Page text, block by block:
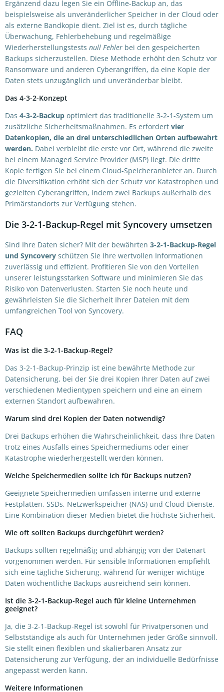
Ergänzend dazu legen Sie ein Offline-Backup an, das
beispielsweise als unveränderlicher Speicher in der Cloud oder
als externe Bandkopie dient. Ziel ist es, durch tägliche
Überwachung, Fehlerbehebung und regelmäßige
Wiederherstellungstests null Fehler bei den gespeicherten
Backups sicherzustellen. Diese Methode erhöht den Schutz vor
Ransomware und anderen Cyberangriffen, da eine Kopie der
Daten stets unzugänglich und unveränderbar bleibt.
Das 4-3-2-Konzept
Das 4-3-2-Backup optimiert das traditionelle 3-2-1-System um
zusätzliche Sicherheitsmaßnahmen. Es erfordert vier
Datenkopien, die an drei unterschiedlichen Orten aufbewahrt
werden. Dabei verbleibt die erste vor Ort, während die zweite
bei einem Managed Service Provider (MSP) liegt. Die dritte
Kopie fertigen Sie bei einem Cloud-Speicheranbieter an. Durch
die Diversifikation erhöht sich der Schutz vor Katastrophen und
gezielten Cyberangriffen, indem zwei Backups außerhalb des
Primärstandorts zur Verfügung stehen.
Die 3-2-1-Backup-Regel mit Syncovery umsetzen
Sind Ihre Daten sicher? Mit der bewährten 3-2-1-Backup-Regel
und Syncovery schützen Sie Ihre wertvollen Informationen
zuverlässig und effizient. Profitieren Sie von den Vorteilen
unserer leistungsstarken Software und minimieren Sie das
Risiko von Datenverlusten. Starten Sie noch heute und
gewährleisten Sie die Sicherheit Ihrer Dateien mit dem
umfangreichen Tool von Syncovery.
FAQ
Was ist die 3-2-1-Backup-Regel?
Das 3-2-1-Backup-Prinzip ist eine bewährte Methode zur
Datensicherung, bei der Sie drei Kopien Ihrer Daten auf zwei
verschiedenen Medientypen speichern und eine an einem
externen Standort aufbewahren.
Warum sind drei Kopien der Daten notwendig?
Drei Backups erhöhen die Wahrscheinlichkeit, dass Ihre Daten
trotz eines Ausfalls eines Speichermediums oder einer
Katastrophe wiederhergestellt werden können.
Welche Speichermedien sollte ich für Backups nutzen?
Geeignete Speichermedien umfassen interne und externe
Festplatten, SSDs, Netzwerkspeicher (NAS) und Cloud-Dienste.
Eine Kombination dieser Medien bietet die höchste Sicherheit.
Wie oft sollten Backups durchgeführt werden?
Backups sollten regelmäßig und abhängig von der Datenart
vorgenommen werden. Für sensible Informationen empfiehlt
sich eine tägliche Sicherung, während für weniger wichtige
Daten wöchentliche Backups ausreichend sein können.
Ist die 3-2-1-Backup-Regel auch für kleine Unternehmen
geeignet?
Ja, die 3-2-1-Backup-Regel ist sowohl für Privatpersonen und
Selbstständige als auch für Unternehmen jeder Größe sinnvoll.
Sie stellt einen flexiblen und skalierbaren Ansatz zur
Datensicherung zur Verfügung, der an individuelle Bedürfnisse
angepasst werden kann.
Weitere Informationen